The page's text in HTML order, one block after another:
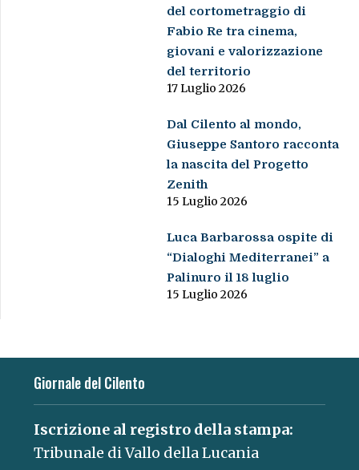
del cortometraggio di
Fabio Re tra cinema,
giovani e valorizzazione
del territorio
17 Luglio 2026
Dal Cilento al mondo,
Giuseppe Santoro racconta
la nascita del Progetto
Zenith
15 Luglio 2026
Luca Barbarossa ospite di
“Dialoghi Mediterranei” a
Palinuro il 18 luglio
15 Luglio 2026
Giornale del Cilento
Iscrizione al registro della stampa:
Tribunale di Vallo della Lucania